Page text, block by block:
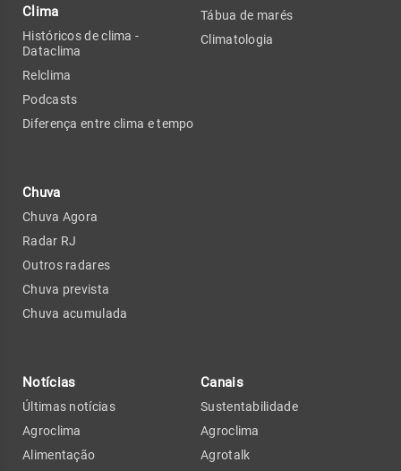
Clima
Históricos de clima -
Dataclima
Relclima
Podcasts
Diferença entre clima e tempo
Chuva
Chuva Agora
Radar RJ
Outros radares
Chuva prevista
Chuva acumulada
Tábua de marés
Climatologia
Notícias
Últimas notícias
Agroclima
Alimentação
Canais
Sustentabilidade
Agroclima
Agrotalk